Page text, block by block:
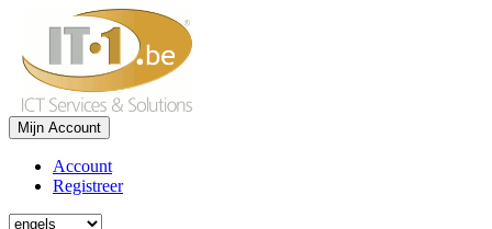
Mijn Account
Account
Registreer